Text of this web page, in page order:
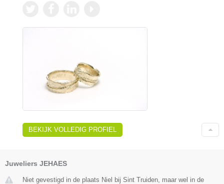
BEKIJK VOLLEDIG PROFIEL
Juweliers JEHAES
Niet gevestigd in de plaats Niel bij Sint Truiden, maar wel in de